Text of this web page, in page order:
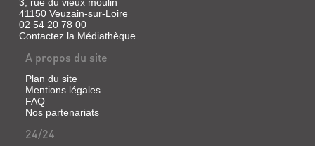
Centre)
TRAITS
POUR
TRAITS
Livre
Sand,
Noëlle
|
Ed.
Alexandrines,
2013
AGRIPPA
D'AUBIGNÉ
3, rue du vieux moulin
41150 Veuzain-sur-Loire
02 54 20 78 00
Contactez la Médiathèque
A propos du site
Plan du site
Mentions légales
FAQ
Nos partenariats
24/24